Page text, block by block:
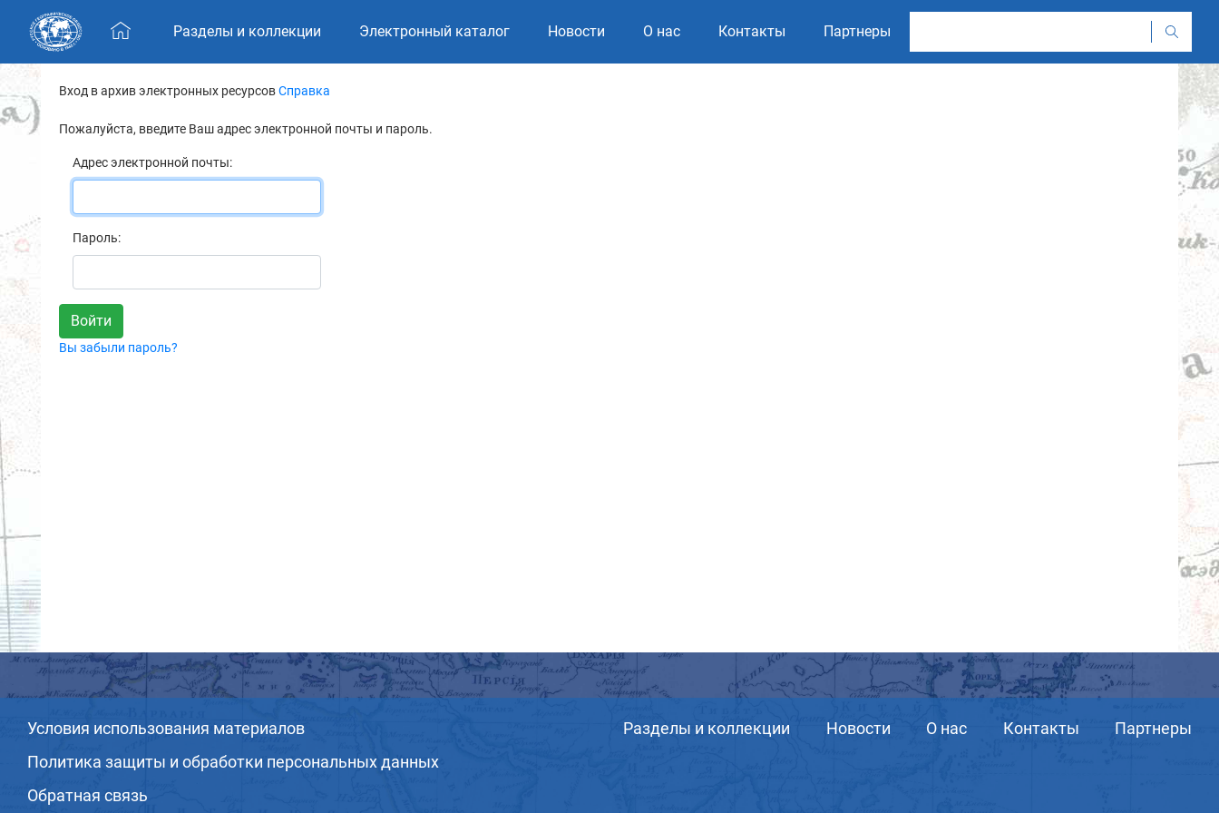
Skip navigation
Разделы и коллекции Электронный каталог Новости О нас Контакты Партнеры
Вход в архив электронных ресурсовСправка
Пожалуйста, введите Ваш адрес электронной почты и пароль.
Адрес электронной почты:
Пароль:
Вы забыли пароль?
Условия использования материалов
Политика защиты и обработки персональных данных
Обратная связь
Разделы и коллекции Новости О нас Контакты Партнеры